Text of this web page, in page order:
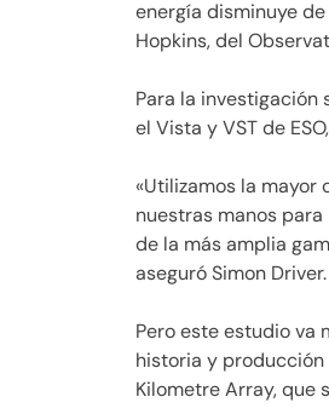
energía disminuye
Hopkins, del
Para la investigación
el Vista y VST de
«Utilizamos la
nuestras manos
de la más amplia
aseguró Simon Driver.
Pero este estudio va
historia y producción
Kilometre Array, que